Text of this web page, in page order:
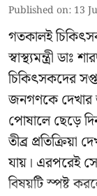
Published on: 13
গতকালই
স্বাস্থ্যমন্ত্রী ডাঃ
চিকিৎসকদের
জনগণকে দেখার
পোষালে ছেড়ে
তীব্র প্রতিক্রিয়া
যায়। এরপরেই
বিষয়টি স্পষ্ট